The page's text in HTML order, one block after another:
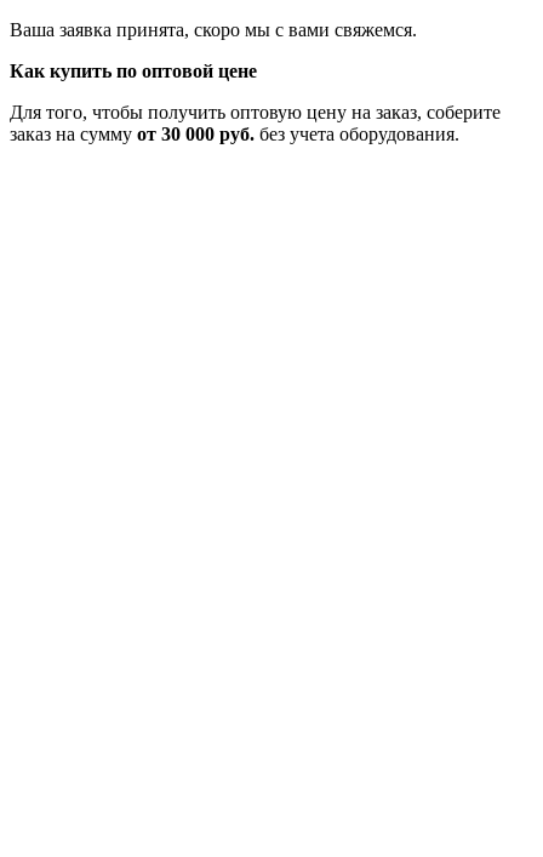
Ваша заявка принята, скоро мы с вами свяжемся.
Как купить по оптовой цене
Для того, чтобы получить оптовую цену на заказ, соберите
заказ на сумму от 30 000 руб. без учета оборудования.